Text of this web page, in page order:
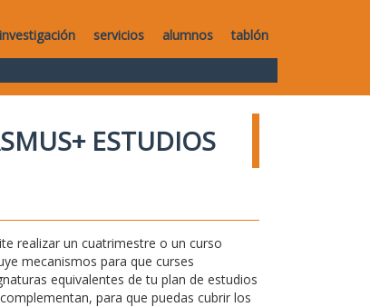
investigación servicios alumnos tablón
ESTUDIOS
realizar un cuatrimestre o un curso
mecanismos para que curses
equivalentes de tu plan de estudios
para que puedas cubrir los